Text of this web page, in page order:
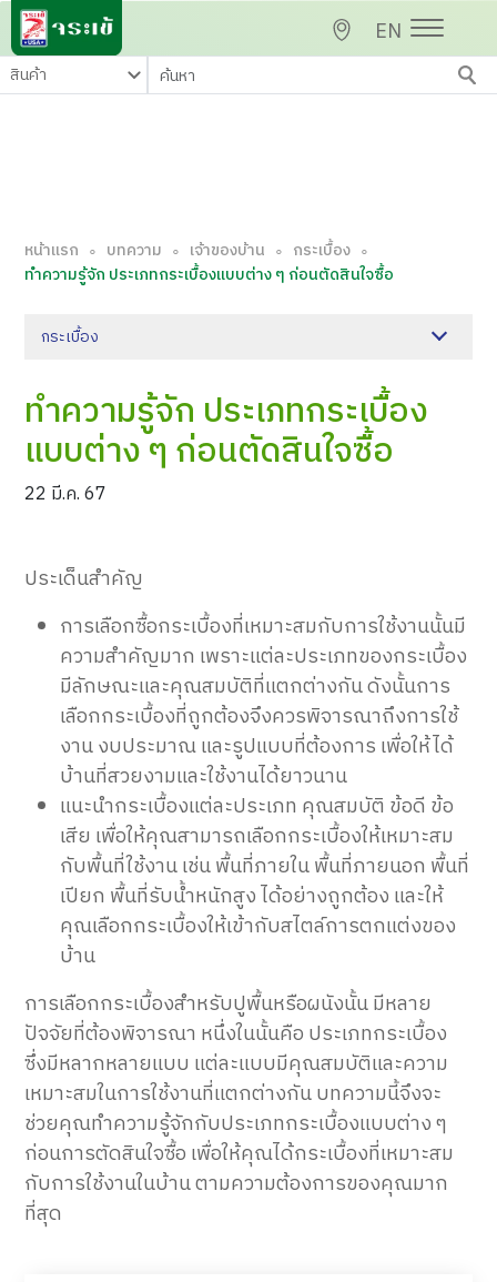
EN
หน้าแรก ∘ บทความ ∘ เจ้าของบ้าน ∘ กระเบื้อง ∘
ทำความรู้จัก ประเภทกระเบื้องแบบต่าง ๆ ก่อนตัดสินใจซื้อ
กระเบื้อง
ทำความรู้จัก ประเภทกระเบื้อง
แบบต่าง ๆ ก่อนตัดสินใจซื้อ
22 มี.ค. 67
ประเด็นสำคัญ
การเลือกซื้อกระเบื้องที่เหมาะสมกับการใช้งานนั้นมี
ความสำคัญมาก เพราะแต่ละประเภทของกระเบื้อง
มีลักษณะและคุณสมบัติที่แตกต่างกัน ดังนั้นการ
เลือกกระเบื้องที่ถูกต้องจึงควรพิจารณาถึงการใช้
งาน งบประมาณ และรูปแบบที่ต้องการ เพื่อให้ได้
บ้านที่สวยงามและใช้งานได้ยาวนาน
แนะนำกระเบื้องแต่ละประเภท คุณสมบัติ ข้อดี ข้อ
เสีย เพื่อให้คุณสามารถเลือกกระเบื้องให้เหมาะสม
กับพื้นที่ใช้งาน เช่น พื้นที่ภายใน พื้นที่ภายนอก พื้นที่
เปียก พื้นที่รับน้ำหนักสูง ได้อย่างถูกต้อง และให้
คุณเลือกกระเบื้องให้เข้ากับสไตล์การตกแต่งของ
บ้าน
การเลือกกระเบื้องสำหรับปูพื้นหรือผนังนั้น มีหลาย
ปัจจัยที่ต้องพิจารณา หนึ่งในนั้นคือ ประเภทกระเบื้อง
ซึ่งมีหลากหลายแบบ แต่ละแบบมีคุณสมบัติและความ
เหมาะสมในการใช้งานที่แตกต่างกัน บทความนี้จึงจะ
ช่วยคุณทำความรู้จักกับประเภทกระเบื้องแบบต่าง ๆ
ก่อนการตัดสินใจซื้อ เพื่อให้คุณได้กระเบื้องที่เหมาะสม
กับการใช้งานในบ้าน ตามความต้องการของคุณมาก
ที่สุด